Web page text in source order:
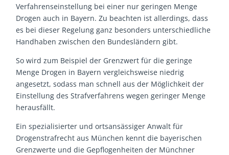
Verfahrenseinstellung bei einer nur geringen Menge
Drogen auch in Bayern. Zu beachten ist allerdings, dass
es bei dieser Regelung ganz besonders unterschiedliche
Handhaben zwischen den Bundesländern gibt.
So wird zum Beispiel der Grenzwert für die geringe
Menge Drogen in Bayern vergleichsweise niedrig
angesetzt, sodass man schnell aus der Möglichkeit der
Einstellung des Strafverfahrens wegen geringer Menge
herausfällt.
Ein spezialisierter und ortsansässiger Anwalt für
Drogenstrafrecht aus München kennt die bayerischen
Grenzwerte und die Gepflogenheiten der Münchner